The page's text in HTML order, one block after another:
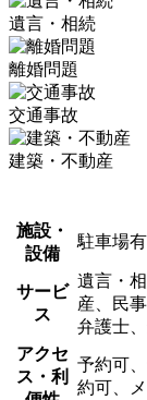
遺言・相続
離婚問題
交通事故
建築・不動産
施設・
設備
駐車場有
サービ
ス
遺言・
産、民
弁護士
アクセ
ス・利
予約可
約可、